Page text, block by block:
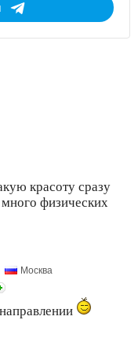
красоту сразу
физических
Москва